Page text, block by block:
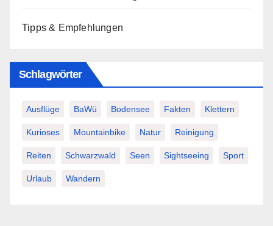
Tipps & Empfehlungen
Schlagwörter
Ausflüge BaWü Bodensee Fakten Klettern
Kurioses Mountainbike Natur Reinigung
Reiten Schwarzwald Seen Sightseeing Sport
Urlaub Wandern